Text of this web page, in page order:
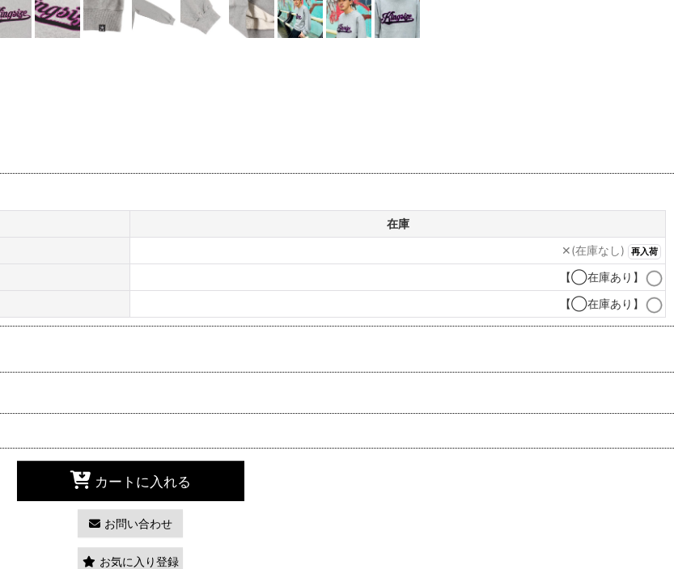
在庫
✕(在庫なし) 再入荷
【◯在庫あり】
【◯在庫あり】
カートに入れる
お問い合わせ
お気に入り登録